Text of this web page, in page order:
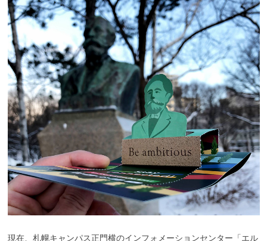
現在、札幌キャンパス正門横のインフォメーションセンター「エル